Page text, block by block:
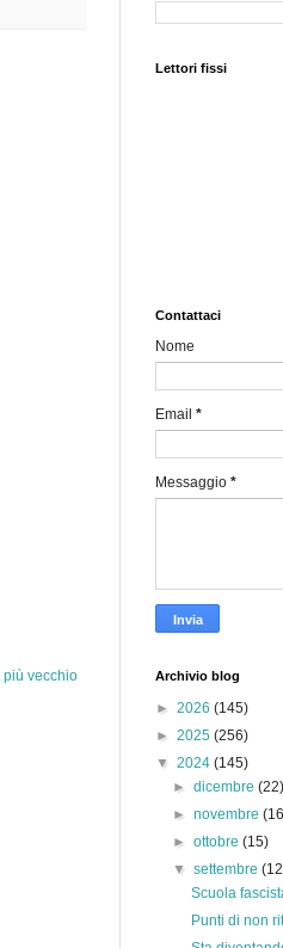
più vecchio
Lettori fissi
Contattaci
Nome
Email *
Messaggio *
Archivio blog
► 2026 (145)
► 2025 (256)
▼ 2024 (145)
►dicembre(22)
►novembre
►ottobre(15)
▼settembre
Scuola
Punti di non